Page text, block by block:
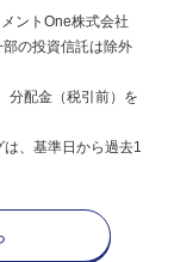
ントOne株式会社
の投資信託は除外
分配金（税引前）を
、基準日から過去1